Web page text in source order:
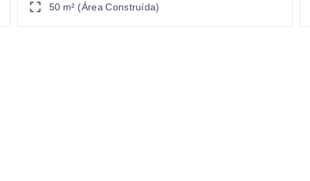
50 m² (Área Construída)